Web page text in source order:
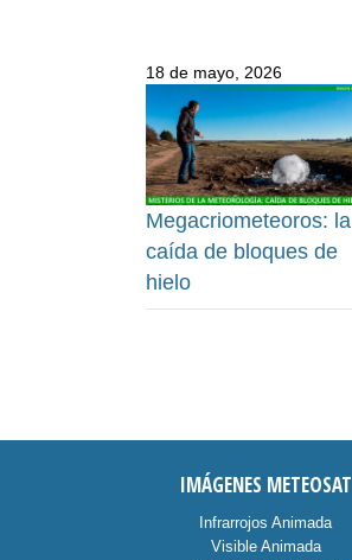
18 de mayo, 2026
Megacriometeoros: la
caída de bloques de
hielo
IMÁGENES METEOSAT
Infrarrojos Animada
Visible Animada